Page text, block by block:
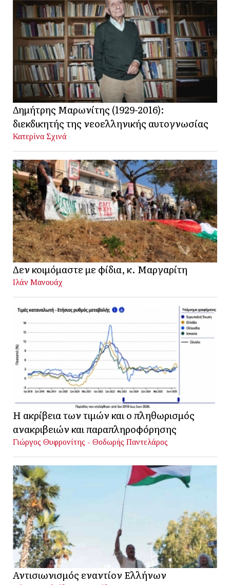
Δημήτρης Μαρωνίτης (1929-2016):
διεκδικητής της νεοελληνικής αυτογνωσίας
Κατερίνα Σχινά
Δεν κοιμόμαστε με φίδια, κ. Μαργαρίτη
Ιλάν Μανουάχ
Η ακρίβεια των τιμών και ο πληθωρισμός
ανακριβειών και παραπληροφόρησης
Γιώργος Θυφρονίτης - Θοδωρής Παντελάρος
Αντισιωνισμός εναντίον Ελλήνων